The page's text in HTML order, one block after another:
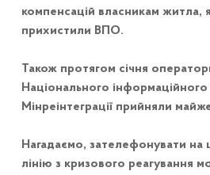
компенсацій власникам житла,
прихистили ВПО.
Також протягом січня оператори
Національного
Мінреінтеграції прийняли
Нагадаємо, зателефонувати на
лінію з кризового реагування